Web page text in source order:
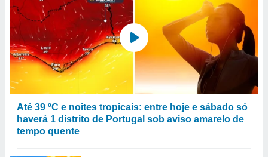
Até 39 ºC e noites tropicais: entre hoje e sábado só
haverá 1 distrito de Portugal sob aviso amarelo de
tempo quente